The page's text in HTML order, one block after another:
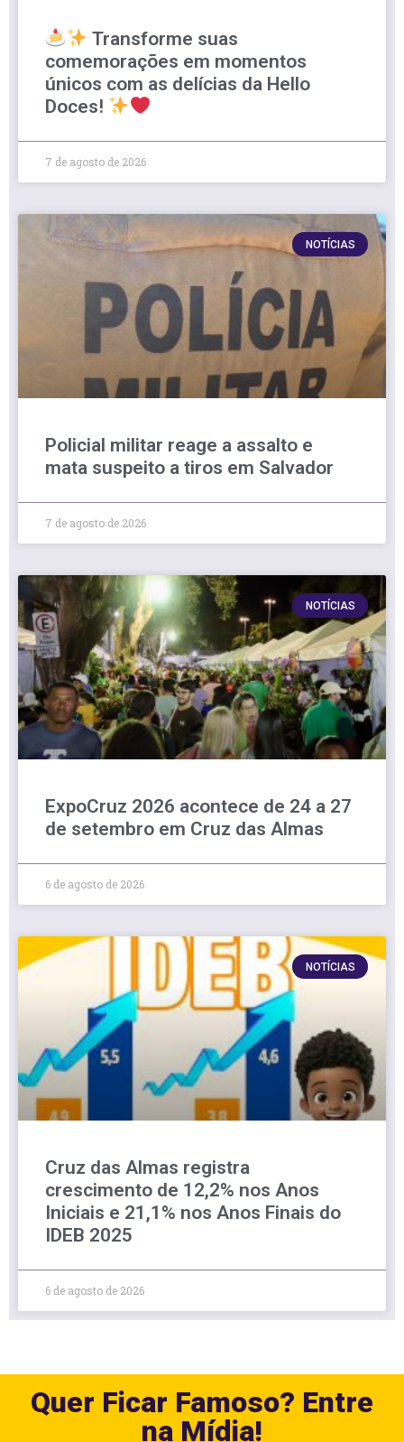
Transforme suas
comemorações em momentos
únicos com as delícias da Hello
Doces!
7 de agosto de 2026
NOTÍCIAS
Policial militar reage a assalto e
mata suspeito a tiros em Salvador
7 de agosto de 2026
NOTÍCIAS
ExpoCruz 2026 acontece de 24 a 27
de setembro em Cruz das Almas
6 de agosto de 2026
NOTÍCIAS
Cruz das Almas registra
crescimento de 12,2% nos Anos
Iniciais e 21,1% nos Anos Finais do
IDEB 2025
6 de agosto de 2026
Quer Ficar Famoso? Entre
na Mídia!